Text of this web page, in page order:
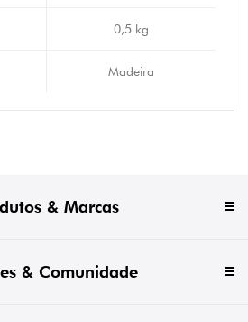
0,5 kg
Madeira
& Marcas
& Comunidade